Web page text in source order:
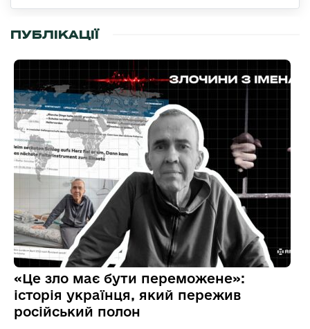
ПУБЛІКАЦІЇ
«Це зло має бути переможене»:
історія українця, який пережив
російський полон